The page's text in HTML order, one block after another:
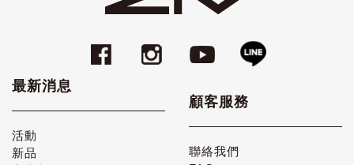
最新消息
活動
新品
顧客服務
聯絡我們